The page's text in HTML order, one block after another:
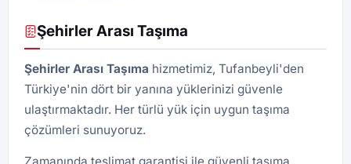
Şehirler Arası Taşıma
Şehirler Arası Taşıma hizmetimiz, Tufanbeyli'den
Türkiye'nin dört bir yanına yüklerinizi güvenle
ulaştırmaktadır. Her türlü yük için uygun taşıma
çözümleri sunuyoruz.